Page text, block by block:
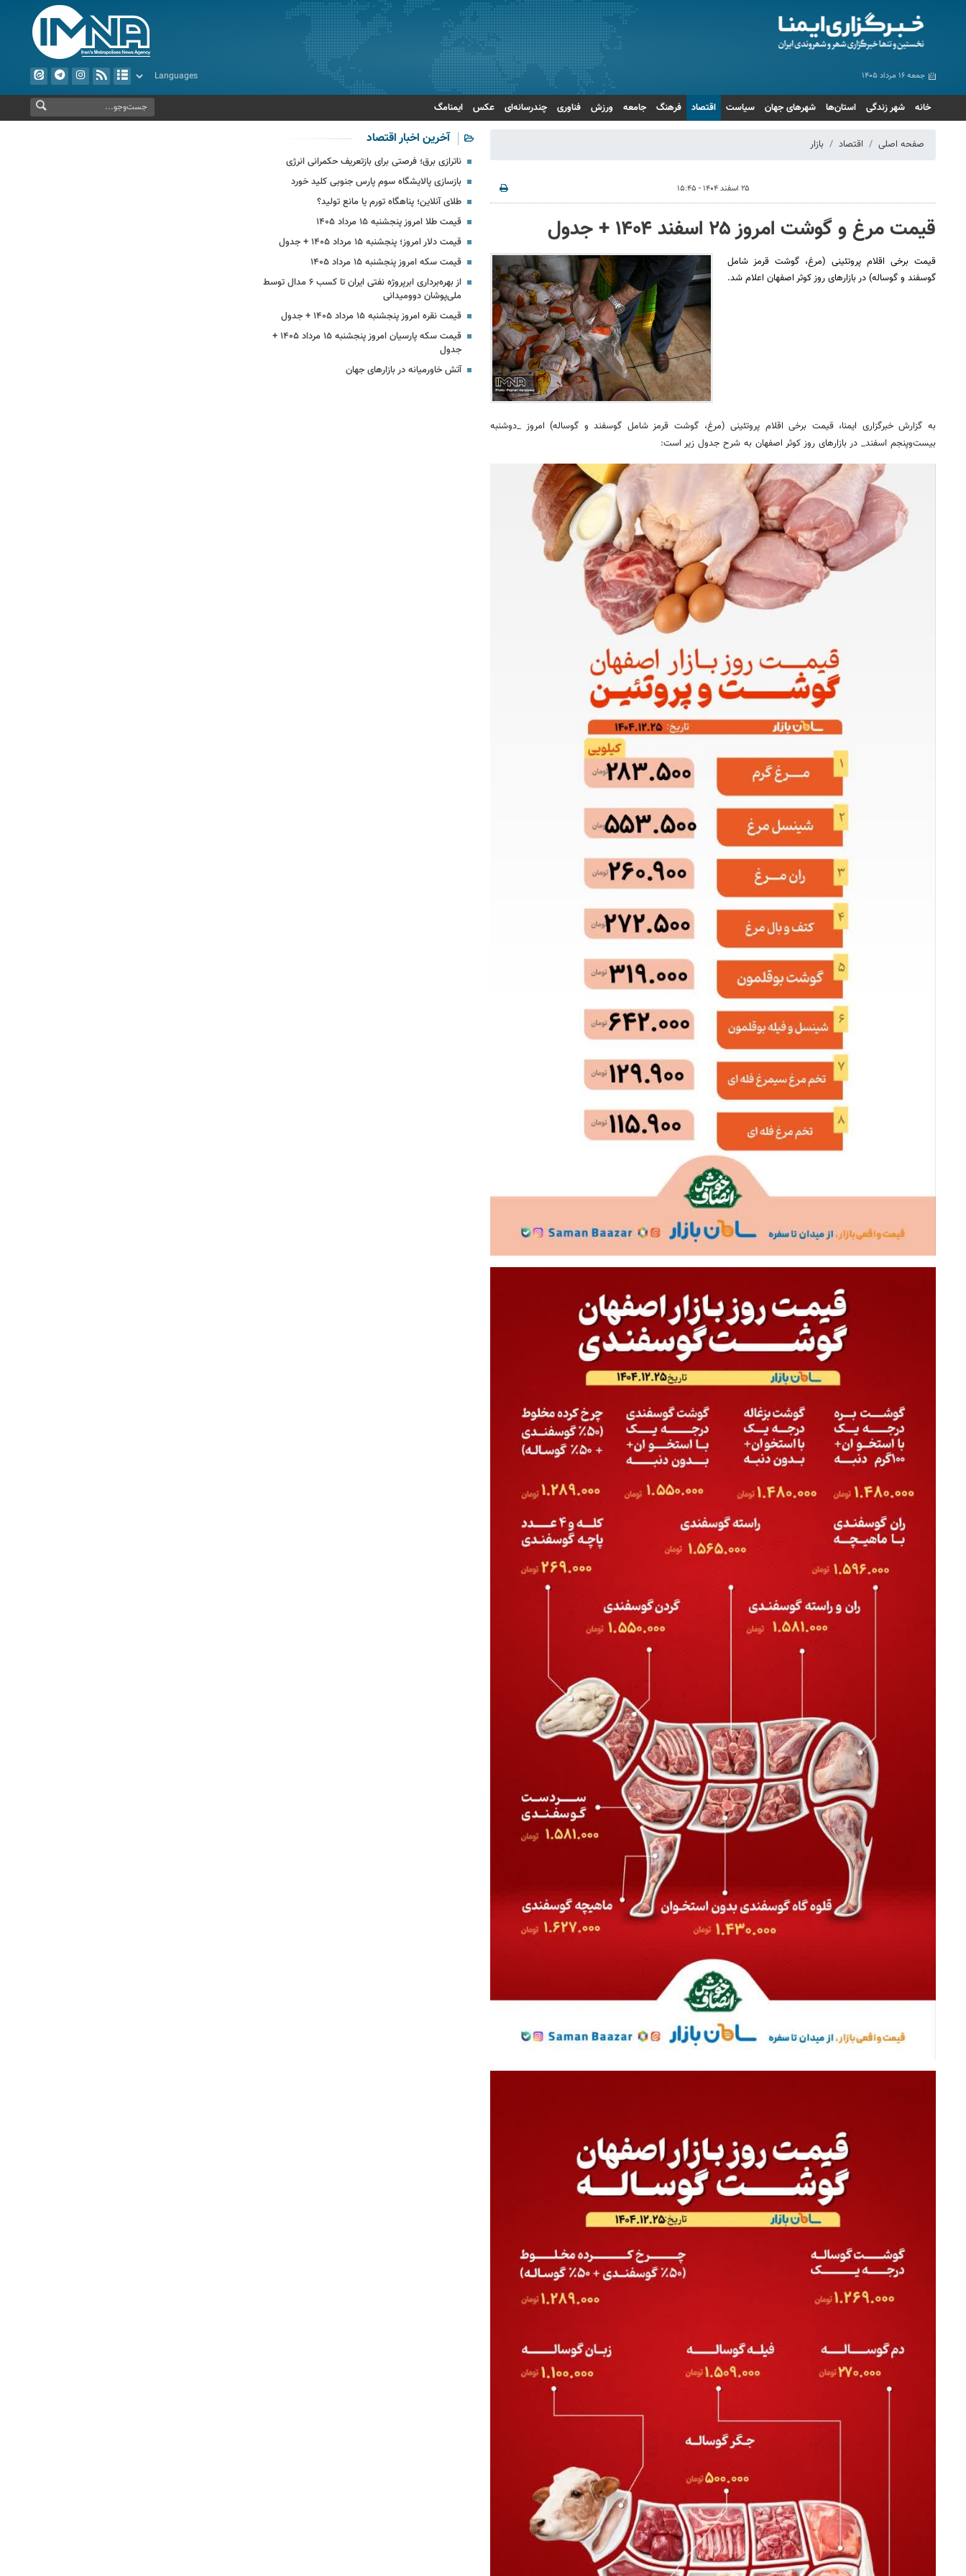
جمعه ۱۶ مرداد ۱۴۰۵
خانه شهر زندگی استان‌ها شهرهای جهان سیاست اقتصاد فرهنگ جامعه ورزش فناوری چندرسانه‌ای عکس ایمنامگ
صفحه اصلی اقتصاد بازار
۲۵ اسفند ۱۴۰۴ - ۱۵:۴۵
قیمت مرغ و گوشت امروز ۲۵ اسفند ۱۴۰۴ + جدول
قیمت برخی اقلام پروتئینی (مرغ، گوشت قرمز شامل
گوسفند و گوساله) در بازارهای روز کوثر اصفهان اعلام شد.
به گزارش خبرگزاری ایمنا، قیمت برخی اقلام پروتئینی (مرغ، گوشت قرمز شامل گوسفند و گوساله) امروز _دوشنبه
بیست‌وپنجم اسفند_ در بازارهای روز کوثر اصفهان به شرح جدول زیر است:
آخرین اخبار اقتصاد
ناترازی برق؛ فرصتی برای بازتعریف حکمرانی انرژی
بازسازی پالایشگاه سوم پارس جنوبی کلید خورد
طلای آنلاین؛ پناهگاه تورم یا مانع تولید؟
قیمت طلا امروز پنجشنبه ۱۵ مرداد ۱۴۰۵
قیمت دلار امروز؛ پنجشنبه ۱۵ مرداد ۱۴۰۵ + جدول
قیمت سکه امروز پنجشنبه ۱۵ مرداد ۱۴۰۵
از بهره‌برداری ابرپروژه نفتی ایران تا کسب ۶ مدال توسط
ملی‌پوشان دوومیدانی
قیمت نقره امروز پنجشنبه ۱۵ مرداد ۱۴۰۵ + جدول
قیمت سکه پارسیان امروز پنجشنبه ۱۵ مرداد ۱۴۰۵ +
جدول
آتش خاورمیانه در بازارهای جهان